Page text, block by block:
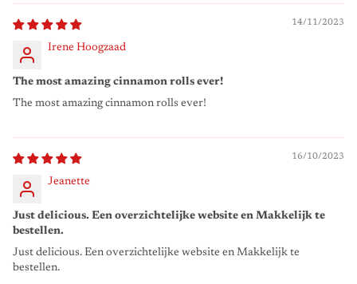
14/11/2023
Irene Hoogzaad
The most amazing cinnamon rolls ever!
The most amazing cinnamon rolls ever!
16/10/2023
Jeanette
Just delicious. Een overzichtelijke website en Makkelijk te
bestellen.
Just delicious. Een overzichtelijke website en Makkelijk te
bestellen.